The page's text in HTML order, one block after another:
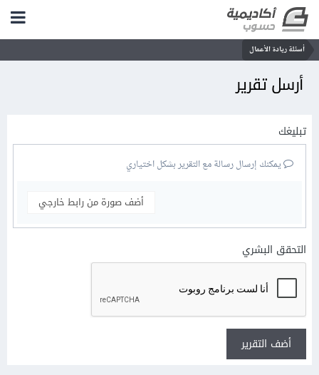
أسئلة ريادة الأعمال
أرسل تقرير
تبليغك
يمكنك إرسال رسالة مع التقرير بشكل اختياري
أضف صورة من رابط خارجي
التحقق البشري
أضف التقرير